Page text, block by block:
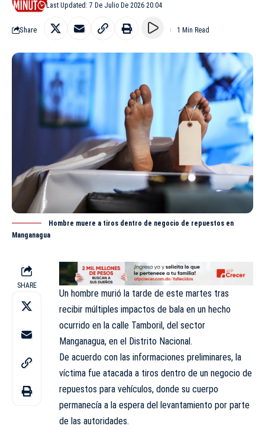
Last Updated: 7 De Julio De 2026 20:04
Share 1 Min Read
Hombre muere a tiros dentro de negocio de repuestos en
Manganagua
SHARE
Un hombre murió la tarde de este martes tras
recibir múltiples impactos de bala en un hecho
ocurrido en la calle Tamboril, del sector
Manganagua, en el Distrito Nacional.
De acuerdo con las informaciones preliminares, la
víctima fue atacada a tiros dentro de un negocio de
repuestos para vehículos, donde su cuerpo
permanecía a la espera del levantamiento por parte
de las autoridades.